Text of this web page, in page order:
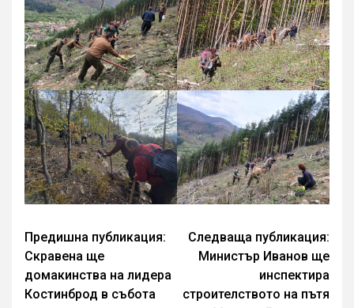
Continue
Reading
Предишна публикация:
Скравена ще
домакинства на лидера
Костинброд в събота
Следваща публикация:
Министър Иванов ще
инспектира
строителството на пътя